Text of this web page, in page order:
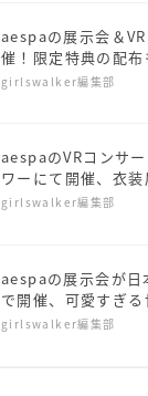
aespaの展示会＆
催！限定特典の配布
girlswalker編集部
aespaのVRコンサ
ワーにて開催、衣
girlswalker編集部
aespaの展示会が日
で開催、可愛すぎ
girlswalker編集部